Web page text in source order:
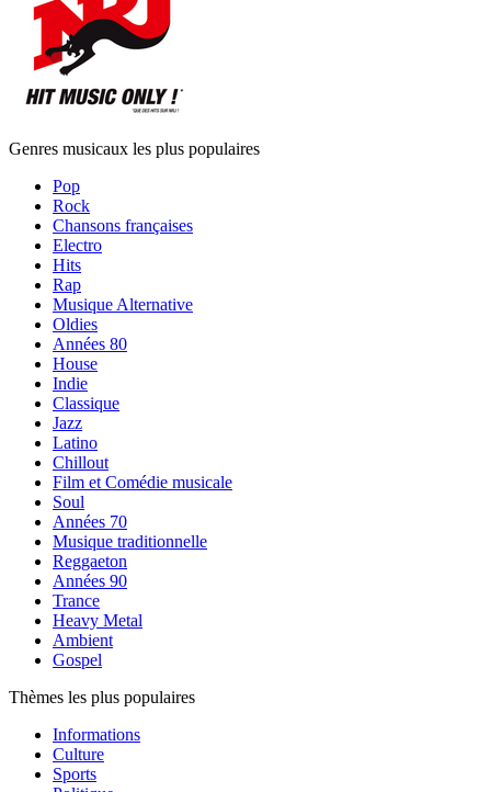
Genres musicaux les plus populaires
Pop
Rock
Chansons françaises
Electro
Hits
Rap
Musique Alternative
Oldies
Années 80
House
Indie
Classique
Jazz
Latino
Chillout
Film et Comédie musicale
Soul
Années 70
Musique traditionnelle
Reggaeton
Années 90
Trance
Heavy Metal
Ambient
Gospel
Thèmes les plus populaires
Informations
Culture
Sports